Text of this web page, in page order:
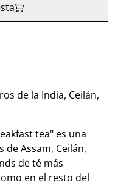
de la India, Ceilán,
tea" es una
Assam, Ceilán,
de té más
en el resto del